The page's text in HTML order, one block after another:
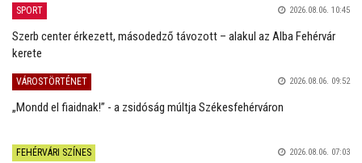
SPORT 2026.08.06. 10:45
Szerb center érkezett, másodedző távozott – alakul az Alba Fehérvár
kerete
VÁROSTÖRTÉNET 2026.08.06. 09:52
„Mondd el fiaidnak!” - a zsidóság múltja Székesfehérváron
FEHÉRVÁRI SZÍNES 2026.08.06. 07:03